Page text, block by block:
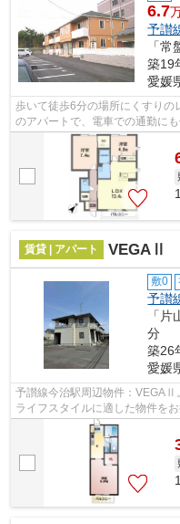
6.7
予讃
「
築19
愛媛
歩いて徒歩6分の場所にくすりの
のアパートで、電車での通勤に
敷地内にごみ置き場のある物件で
賃貸 | アパート VEGAⅡ
敷0
予讃
「
分
築26
愛媛
予讃線今治駅周辺物件：VEGAⅡ
ライフスタイルに適した物件を
な物件情報を取り扱っておりま